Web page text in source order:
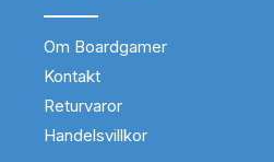
Om Boardgamer
Kontakt
Returvaror
Handelsvillkor